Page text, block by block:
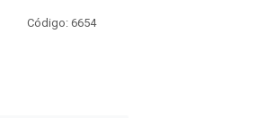
Código: 6654